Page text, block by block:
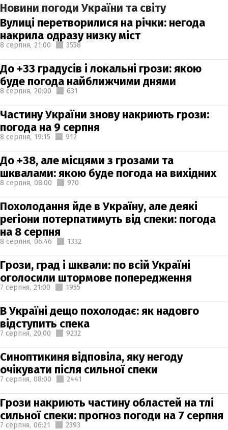
Новини погоди України та світу
Вулиці перетворилися на річки: негода
накрила одразу низку міст
8 серпня, 21:00 3558
До +33 градусів і локальні грози: якою
буде погода найближчими днями
8 серпня, 20:00 631
Частину України знову накриють грози:
погода на 9 серпня
8 серпня, 19:15 912
До +38, але місцями з грозами та
шквалами: якою буде погода на вихідних
8 серпня, 08:00 970
Похолодання йде в Україну, але деякі
регіони потерпатимуть від спеки: погода
на 8 серпня
8 серпня, 06:46 1332
Грози, град і шквали: по всій Україні
оголосили штормове попередження
7 серпня, 21:00 1955
В Україні дещо похолодає: як надовго
відступить спека
7 серпня, 20:00 9232
Синоптикиня відповіла, яку негоду
очікувати після сильної спеки
7 серпня, 08:00 2441
Грози накриють частину областей на тлі
сильної спеки: прогноз погоди на 7 серпня
7 серпня, 06:21 2393